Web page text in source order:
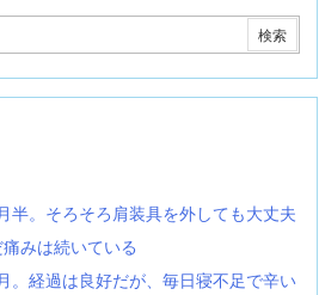
半。そろそろ肩装具を外しても大丈夫
みは続いている
。経過は良好だが、毎日寝不足で辛い